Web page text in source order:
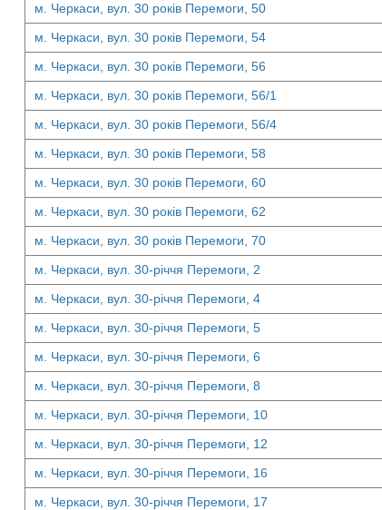
м. Черкаси, вул. 30 років Перемоги, 50
м. Черкаси, вул. 30 років Перемоги, 54
м. Черкаси, вул. 30 років Перемоги, 56
м. Черкаси, вул. 30 років Перемоги, 56/1
м. Черкаси, вул. 30 років Перемоги, 56/4
м. Черкаси, вул. 30 років Перемоги, 58
м. Черкаси, вул. 30 років Перемоги, 60
м. Черкаси, вул. 30 років Перемоги, 62
м. Черкаси, вул. 30 років Перемоги, 70
м. Черкаси, вул. 30-річчя Перемоги, 2
м. Черкаси, вул. 30-річчя Перемоги, 4
м. Черкаси, вул. 30-річчя Перемоги, 5
м. Черкаси, вул. 30-річчя Перемоги, 6
м. Черкаси, вул. 30-річчя Перемоги, 8
м. Черкаси, вул. 30-річчя Перемоги, 10
м. Черкаси, вул. 30-річчя Перемоги, 12
м. Черкаси, вул. 30-річчя Перемоги, 16
м. Черкаси, вул. 30-річчя Перемоги, 17